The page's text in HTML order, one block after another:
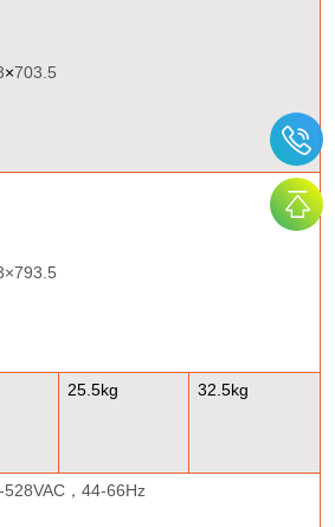
×703.5
×793.5
25.5kg 32.5kg
528VAC ，44-66Hz